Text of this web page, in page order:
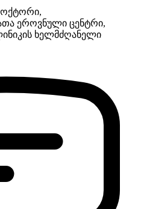
ეროვნული ცენტრი,
ხელმძღანელი